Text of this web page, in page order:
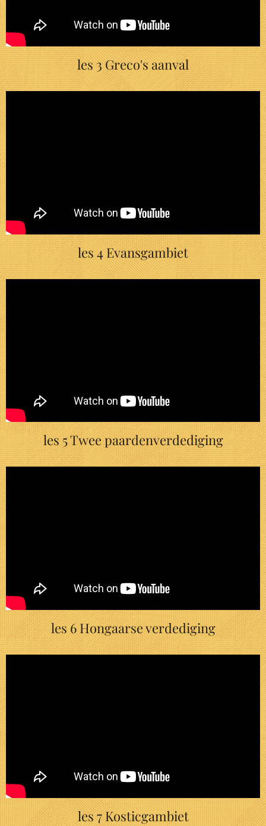
les 3 Greco's aanval
les 4 Evansgambiet
les 5 Twee paardenverdediging
les 6 Hongaarse verdediging
les 7 Kosticgambiet